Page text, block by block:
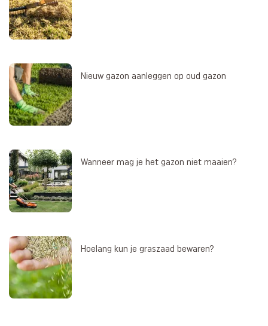
Nieuw gazon aanleggen op oud gazon
Wanneer mag je het gazon niet maaien?
Hoelang kun je graszaad bewaren?